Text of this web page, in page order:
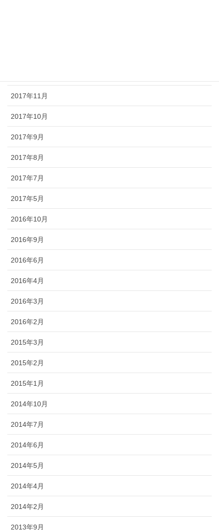
2017年11月
2017年10月
2017年9月
2017年8月
2017年7月
2017年5月
2016年10月
2016年9月
2016年6月
2016年4月
2016年3月
2016年2月
2015年3月
2015年2月
2015年1月
2014年10月
2014年7月
2014年6月
2014年5月
2014年4月
2014年2月
2013年9月